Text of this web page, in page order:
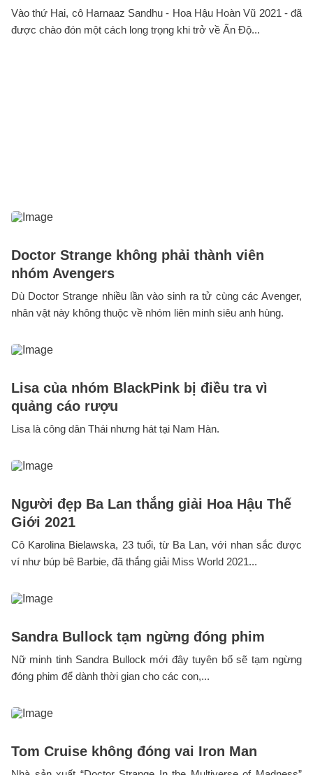
Vào thứ Hai, cô Harnaaz Sandhu - Hoa Hậu Hoàn Vũ 2021 - đã
được chào đón một cách long trọng khi trở về Ấn Độ...
Doctor Strange không phải thành viên
nhóm Avengers
Dù Doctor Strange nhiều lần vào sinh ra tử cùng các Avenger,
nhân vật này không thuộc về nhóm liên minh siêu anh hùng.
Lisa của nhóm BlackPink bị điều tra vì
quảng cáo rượu
Lisa là công dân Thái nhưng hát tại Nam Hàn.
Người đẹp Ba Lan thắng giải Hoa Hậu Thế
Giới 2021
Cô Karolina Bielawska, 23 tuổi, từ Ba Lan, với nhan sắc được
ví như búp bê Barbie, đã thắng giải Miss World 2021...
Sandra Bullock tạm ngừng đóng phim
Nữ minh tinh Sandra Bullock mới đây tuyên bố sẽ tạm ngừng
đóng phim để dành thời gian cho các con,...
Tom Cruise không đóng vai Iron Man